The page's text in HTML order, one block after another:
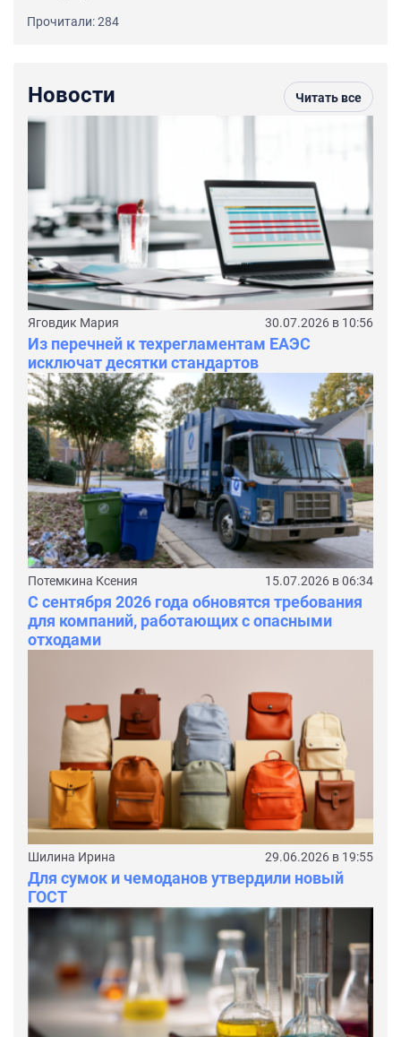
Прочитали: 284
Новости Читать все
Яговдик Мария 30.07.2026 в 10:56
Из перечней к техрегламентам ЕАЭС
исключат десятки стандартов
Потемкина Ксения 15.07.2026 в 06:34
С сентября 2026 года обновятся требования
для компаний, работающих с опасными
отходами
Шилина Ирина 29.06.2026 в 19:55
Для сумок и чемоданов утвердили новый
ГОСТ